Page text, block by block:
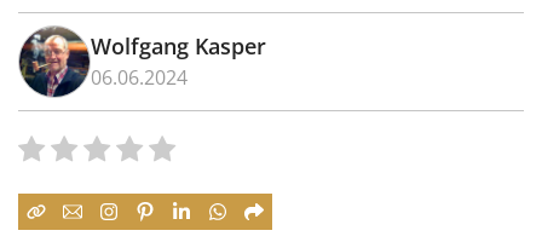
Wolfgang Kasper
06.06.2024